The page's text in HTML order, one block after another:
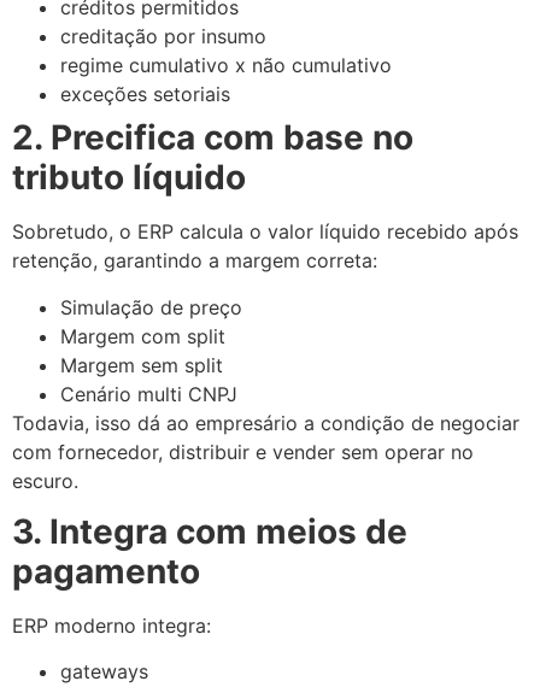
créditos permitidos
creditação por insumo
regime cumulativo x não cumulativo
exceções setoriais
2. Precifica com base no
tributo líquido
Sobretudo, o ERP calcula o valor líquido recebido após
retenção, garantindo a margem correta:
Simulação de preço
Margem com split
Margem sem split
Cenário multi CNPJ
Todavia, isso dá ao empresário a condição de negociar
com fornecedor, distribuir e vender sem operar no
escuro.
3. Integra com meios de
pagamento
ERP moderno integra:
gateways